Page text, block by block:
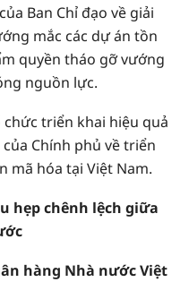
Ban Chỉ đạo về giải
mắc các dự án tồn
quyền tháo gỡ vướng
nguồn lực.
triển khai hiệu quả
Chính phủ về triển
mã hóa tại Việt Nam.
hẹp chênh lệch giữa
hàng Nhà nước Việt